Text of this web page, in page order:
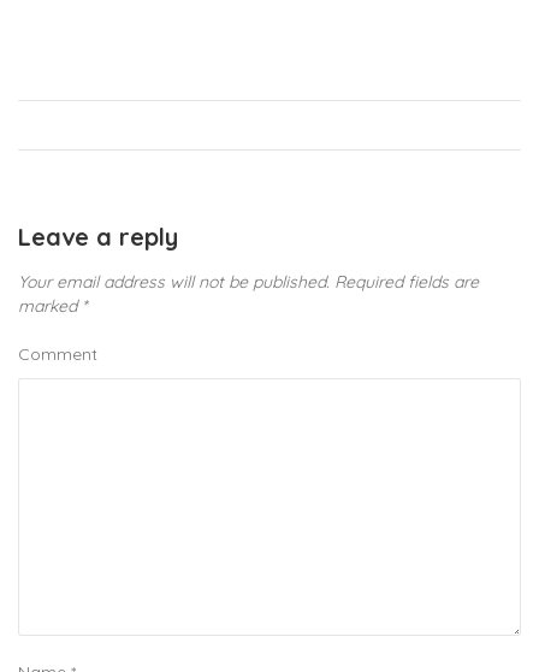
Leave a reply
Your email address will not be published. Required fields are
marked *
Comment